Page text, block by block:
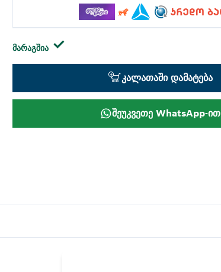
მარაგშია
კალათაში დამატება
შეუკვეთე WhatsApp-ით